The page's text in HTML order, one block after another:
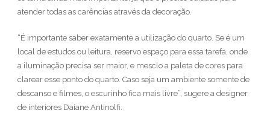
atender todas as carências através da decoração.
“É importante saber exatamente a utilização do quarto. Se é um
local de estudos ou leitura, reservo espaço para essa tarefa, onde
a iluminação precisa ser maior, e mesclo a paleta de cores para
clarear esse ponto do quarto. Caso seja um ambiente somente de
descanso e filmes, o escurinho fica mais livre”, sugere a designer
de interiores Daiane Antinolfi.